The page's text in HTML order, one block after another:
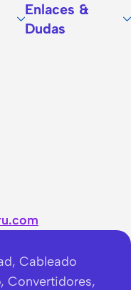
Enlaces &
Dudas
Cableado
Convertidores,